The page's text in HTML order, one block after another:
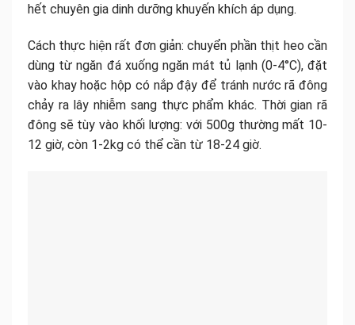
hết chuyên gia dinh dưỡng khuyến khích áp dụng.
Cách thực hiện rất đơn giản: chuyển phần thịt heo cần
dùng từ ngăn đá xuống ngăn mát tủ lạnh (0-4°C), đặt
vào khay hoặc hộp có nắp đậy để tránh nước rã đông
chảy ra lây nhiễm sang thực phẩm khác. Thời gian rã
đông sẽ tùy vào khối lượng: với 500g thường mất 10-
12 giờ, còn 1-2kg có thể cần từ 18-24 giờ.